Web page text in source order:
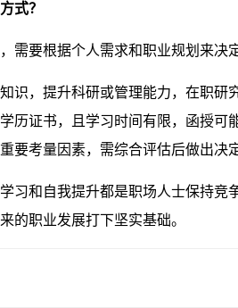
式？
需要根据个人需求和职业规划来决定
识，提升科研或管理能力，在职研
历证书，且学习时间有限，函授可
要考量因素，需综合评估后做出决定
习和自我提升都是职场人士保持竞
的职业发展打下坚实基础。